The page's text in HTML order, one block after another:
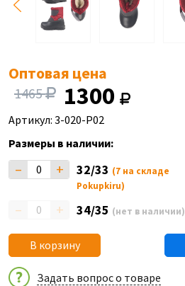
Оптовая цена
1465 1300
Артикул: 3-020-P02
Размеры в наличии:
– + 32/33 (7 на складе
Pokupkiru)
– + 34/35 (нет в наличии)
В корзину
Задать вопрос о товаре